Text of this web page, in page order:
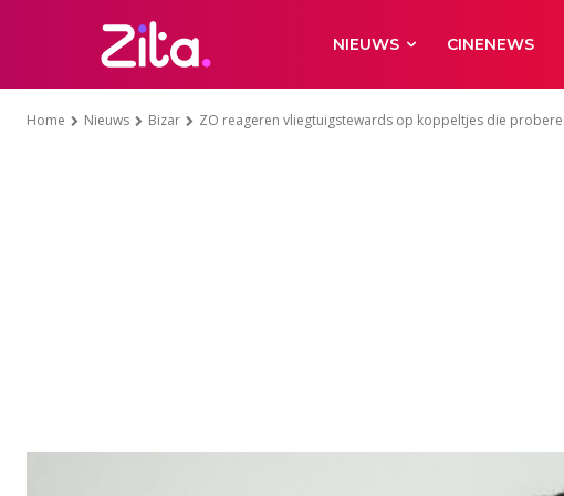
NIEUWS CINENEWS
Home Nieuws Bizar ZO reageren vliegtuigstewards op koppeltjes die